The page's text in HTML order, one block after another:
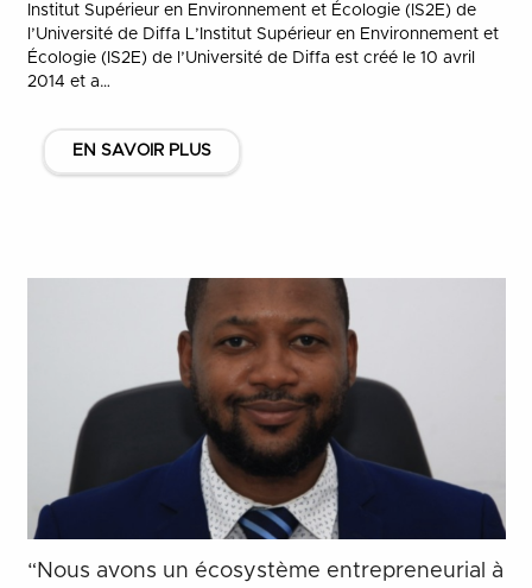
Institut Supérieur en Environnement et Écologie (IS2E) de
l’Université de Diffa L’Institut Supérieur en Environnement et
Écologie (IS2E) de l’Université de Diffa est créé le 10 avril
2014 et a…
EN SAVOIR PLUS
“Nous avons un écosystème entrepreneurial à